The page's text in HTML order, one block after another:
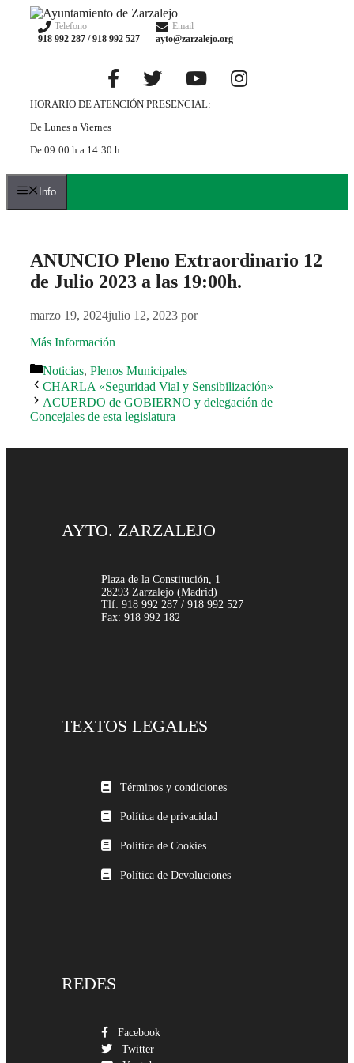
Saltar
contenido
Telefono
918 992 287 / 918 992 527
Email
ayto@zarzalejo.org
HORARIO DE ATENCIÓN PRESENCIAL:
De Lunes a Viernes
De 09:00 h a 14:30 h.
Info
ANUNCIO Pleno Extraordinario 12
de Julio 2023 a las 19:00h.
marzo 19, 2024julio 12, 2023 por
Más Información
Categorías
Noticias, Plenos Municipales
CHARLA «Seguridad Vial y Sensibilización»
ACUERDO de GOBIERNO y delegación de
Concejales de esta legislatura
AYTO. ZARZALEJO
Plaza de la Constitución, 1
28293 Zarzalejo (Madrid)
Tlf: 918 992 287 / 918 992 527
Fax: 918 992 182
TEXTOS LEGALES
Términos y condiciones
Política de privacidad
Política de Cookies
Política de Devoluciones
REDES
Facebook
Twitter